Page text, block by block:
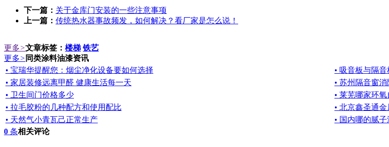
下一篇： 关于金库门安装的一些注意事项
上一篇： 传统热水器事故频发，如何解决？看厂家是怎么说！
更多>文章标签： 楼梯 铁艺
更多> 同类涂料油漆资讯
• 宝瑞华提醒您：烟尘净化设备要如何选择
• 吸音板与隔
• 家居装修远离甲醛 健康生活每一天
• 苏州隔音窗
• 卫生间门价格多少
• 莱芜哪家环
• 拉毛胶粉的几种配方和使用配比
• 北京鑫圣通
• 天然气小青瓦己正常生产
• 国内哪的腻
0 条相关评论